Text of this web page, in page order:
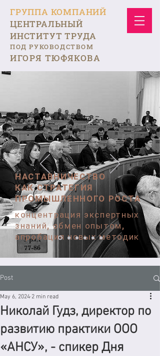
ГРУППА КОМПАНИЙ
ЦЕНТРАЛЬНЫЙ
ИНСТИТУТ ТРУДА
ПОД РУКОВОДСТВОМ
ИГОРЯ ТЮФЯКОВА
НАСТАВНИЧЕСТВО
КАК СТРАТЕГИЯ
ПРОМЫШЛЕННОГО РОСТА
концентрация экспертных
знаний, обмен опытом,
апробация новых методик
Post
Николай Гудз, директор по
развитию практики ООО
«АНСУ», - спикер Дня
May 6, 2024 2 min read